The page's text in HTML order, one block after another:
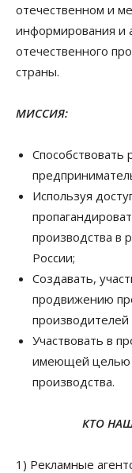
отечественном и
информирования и
отечественного
страны.
МИССИЯ:
Используя
производства в
России;
Создавать,
продвижению
Участвовать в
имеющей целью
производства.
КТО
1) Рекламные